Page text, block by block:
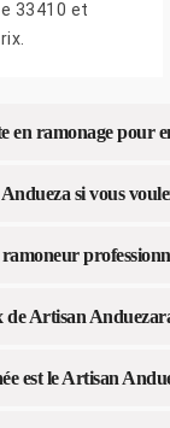
33410 et
en ramonage pour
si vous
ramoneur
Artisan
est le Artisan